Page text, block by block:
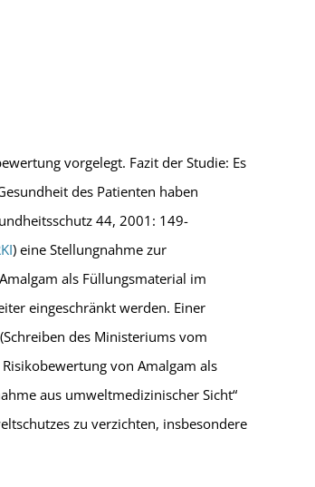
vorgelegt. Fazit der Studie: Es
des Patienten haben
44, 2001: 149-
) eine Stellungnahme zur
als Füllungsmaterial im
eingeschränkt werden. Einer
des Ministeriums vom
von Amalgam als
aus umweltmedizinischer Sicht“
zu verzichten, insbesondere